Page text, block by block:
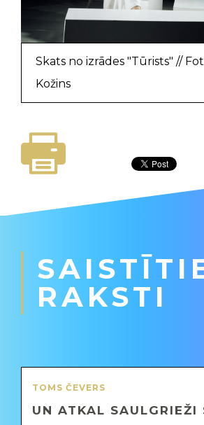
Skats no izrādes "Tūrists" //
Kožins
RAKSTI
TOMS ČEVERS
UN ATKAL SAULGRIEŽI